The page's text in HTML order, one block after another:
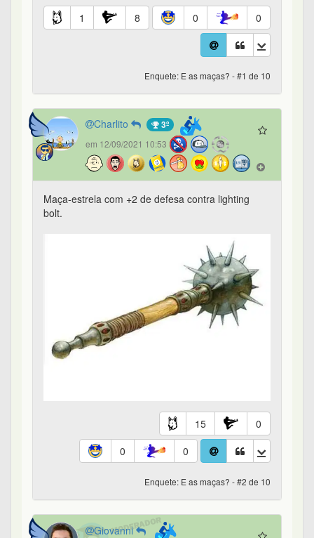
1 8 0 0
Enquete: E as maças? - #1 de 10
Charlito 3º
em 12/09/2021 10:53
Maça-estrela com +2 de defesa contra lighting
bolt.
15
0
0
0
Enquete: E as maças? - #2 de 10
Giovanni